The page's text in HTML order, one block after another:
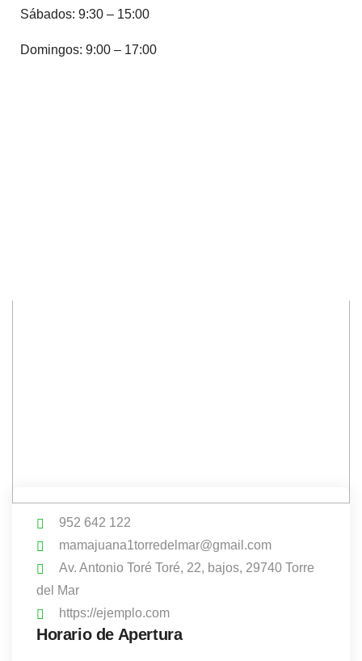
Sábados: 9:30 – 15:00
Domingos: 9:00 – 17:00
952 642 122
mamajuana1torredelmar@gmail.com
Av. Antonio Toré Toré, 22, bajos, 29740 Torre
del Mar
https://ejemplo.com
Horario de Apertura